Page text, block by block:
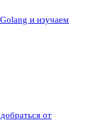
и изучаем
от